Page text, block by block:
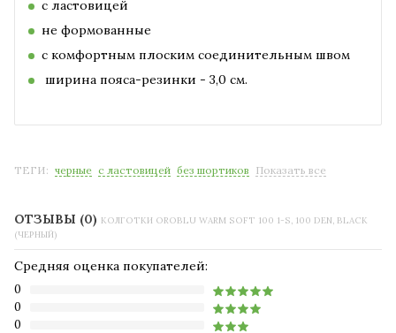
с ластовицей
не формованные
с комфортным плоским соединительным швом
ширина пояса-резинки - 3,0 см.
ТЕГИ: черные с ластовицей без шортиков Показать все
ОТЗЫВЫ (0) КОЛГОТКИ OROBLU WARM SOFT 100 1-S, 100 DEN, BLACK
(ЧЕРНЫЙ)
Средняя оценка покупателей:
0
0
0